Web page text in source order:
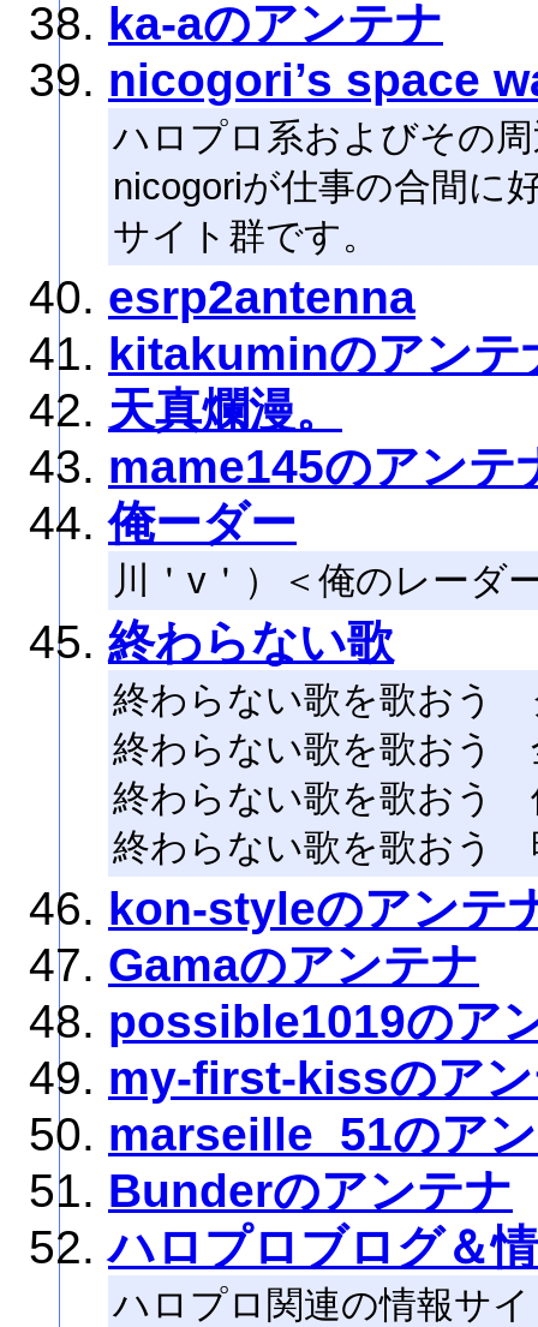
ka-aのアンテナ
nicogori’s space
ハロプロ系およびその
nicogoriが仕事の合間に
サイト群です。
esrp2antenna
kitakuminのアンテ
天真爛漫。
mame145のアンテ
俺ーダー
川＇v＇）＜俺のレーダ
終わらない歌
終わらない歌を歌おう
終わらない歌を歌おう
終わらない歌を歌おう
終わらない歌を歌おう
kon-styleのアンテ
Gamaのアンテナ
possible1019のア
my-first-kissのア
marseille_51のア
Bunderのアンテナ
ハロプロブログ＆
ハロプロ関連の情報サ